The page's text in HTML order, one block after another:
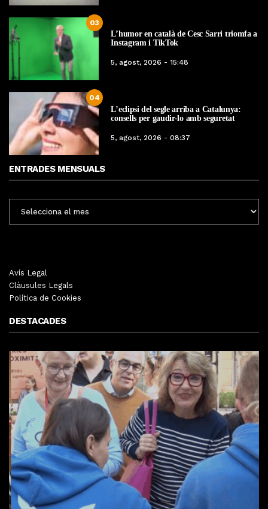
03
L’humor en català de Cesc Sarri triomfa a
Instagram i TikTok
5, agost, 2026 - 15:48
04
L’eclipsi del segle arriba a Catalunya:
consells per gaudir-lo amb seguretat
5, agost, 2026 - 08:37
ENTRADES MENSUALS
MENSUALS
Avís Legal
Clàusules Legals
Política de Cookies
DESTACADES